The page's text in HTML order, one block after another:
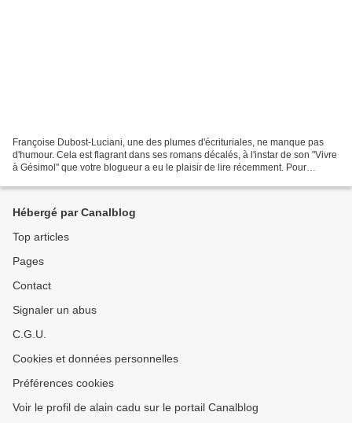
Françoise Dubost-Luciani, une des plumes d'écrituriales, ne manque pas
d'humour. Cela est flagrant dans ses romans décalés, à l'instar de son "Vivre
à Gésimol" que votre blogueur a eu le plaisir de lire récemment. Pour
Hébergé par Canalblog
Top articles
Pages
Contact
Signaler un abus
C.G.U.
Cookies et données personnelles
Préférences cookies
Voir le profil de alain cadu sur le portail Canalblog